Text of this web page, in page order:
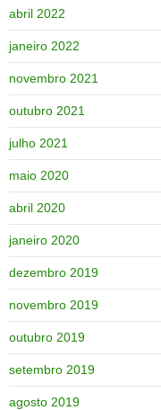
abril 2022
janeiro 2022
novembro 2021
outubro 2021
julho 2021
maio 2020
abril 2020
janeiro 2020
dezembro 2019
novembro 2019
outubro 2019
setembro 2019
agosto 2019